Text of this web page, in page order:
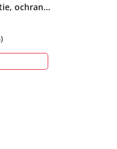
ochrana -